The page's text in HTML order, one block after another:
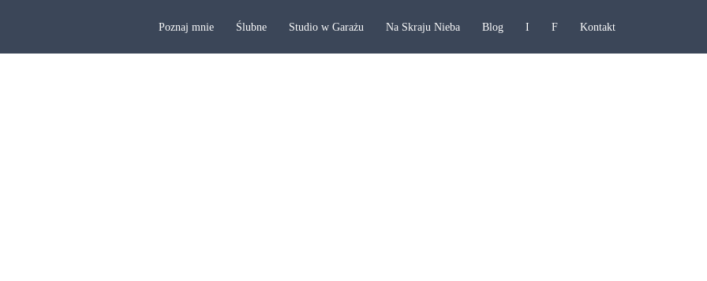
Poznaj mnie Ślubne Studio w Garażu Na Skraju Nieba Blog I F Kontakt